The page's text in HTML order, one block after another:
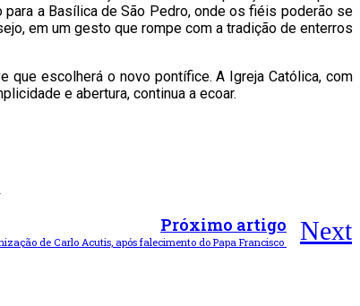
a Basílica de São Pedro, onde os fiéis poderão se
em um gesto que rompe com a tradição de enterros
que escolherá o novo pontífice. A Igreja Católica, com
e abertura, continua a ecoar.
Próximo artigo
de Carlo Acutis, após falecimento do Papa Francisco Next